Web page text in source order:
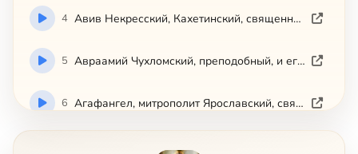
4 Авив Некресский, Кахетинский, священномученик
5 Авраамий Чухломский, преподобный, и его святые обители
6 Агафангел, митрополит Ярославский, святитель-исповедник